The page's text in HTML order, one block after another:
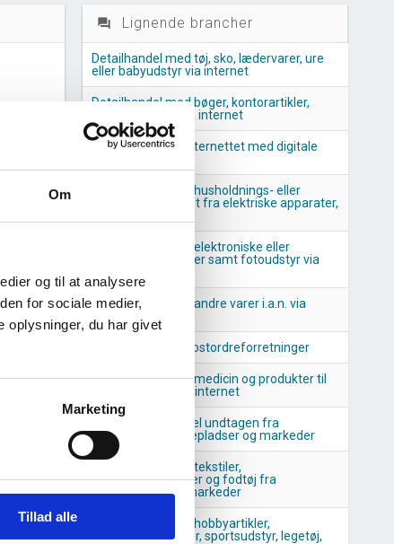
Om
og til at analysere
for sociale medier,
oplysninger, du har givet
Marketing
Tillad alle
question_answer Lignende brancher
Detailhandel med tøj, sko, lædervarer, ure
eller babyudstyr via internet
Detailhandel med bøger, kontorartikler,
musik eller film via internet
Detailhandel via Internettet med digitale
Detailhandel med husholdnings- eller
boligudstyr, bortset fra elektriske apparater,
Detailhandel med elektroniske eller
elektriske apparater samt fotoudstyr via
Detailhandel med andre varer i.a.n. via
Detailhandel fra postordreforretninger
Detailhandel med medicin og produkter til
personlig pleje via internet
Anden detailhandel undtagen fra
forretninger, stadepladser og markeder
Detailhandel med tekstiler,
beklædningsartikler og fodtøj fra
stadepladser og markeder
Detailhandel med hobbyartikler,
musikinstrumenter, sportsudstyr, legetøj,